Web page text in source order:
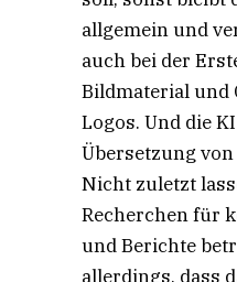
allgemein und
auch bei der
Bildmaterial und
Logos. Und die
Übersetzung
Nicht zuletzt
Recherchen für
und Berichte
allerdings, dass